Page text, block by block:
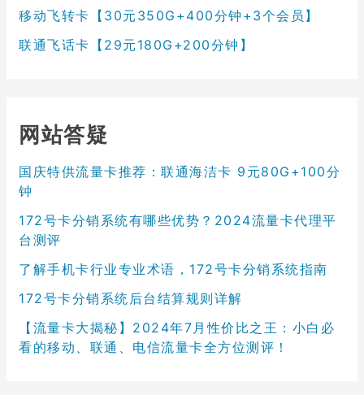
移动飞转卡【30元350G+400分钟+3个会员】
联通飞话卡【29元180G+200分钟】
网站答疑
国庆特供流量卡推荐：联通海洁卡 9元80G+100分
钟
172号卡分销系统有哪些优势？2024流量卡代理平
台测评
了解手机卡行业专业术语，172号卡分销系统指南
172号卡分销系统后台结算规则详解
【流量卡大揭秘】2024年7月性价比之王：小白必
看的移动、联通、电信流量卡全方位测评！